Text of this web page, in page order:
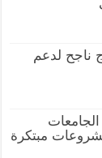
ناجح لدعم